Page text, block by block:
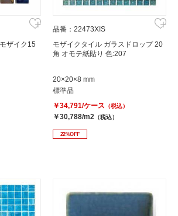
ザイク15
品番：22473XIS
モザイクタイル ガラスドロップ 20
角 オモテ紙貼り 色:207
20×20×8 mm
標準品
￥34,791/ケース （税込）
￥30,788/m2 （税込）
22%OFF